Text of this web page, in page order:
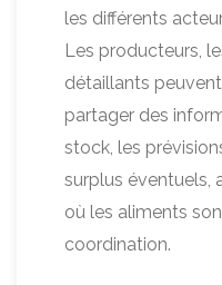
les différents
Les producteurs,
détaillants
partager des
stock, les
surplus éventuels,
où les aliments
coordination.